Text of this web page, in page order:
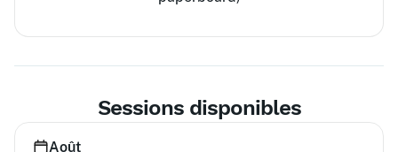
Sessions disponibles
Août